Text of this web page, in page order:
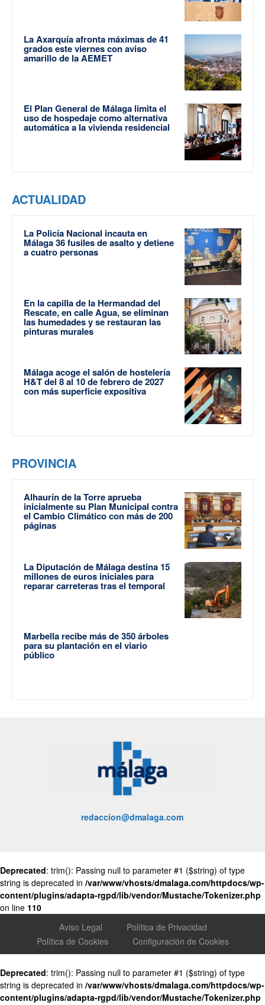
La Axarquía afronta máximas de 41
grados este viernes con aviso
amarillo de la AEMET
El Plan General de Málaga limita el
uso de hospedaje como alternativa
automática a la vivienda residencial
ACTUALIDAD
La Policía Nacional incauta en
Málaga 36 fusiles de asalto y detiene
a cuatro personas
En la capilla de la Hermandad del
Rescate, en calle Agua, se eliminan
las humedades y se restauran las
pinturas murales
Málaga acoge el salón de hostelería
H&T del 8 al 10 de febrero de 2027
con más superficie expositiva
PROVINCIA
Alhaurín de la Torre aprueba
inicialmente su Plan Municipal contra
el Cambio Climático con más de 200
páginas
La Diputación de Málaga destina 15
millones de euros iniciales para
reparar carreteras tras el temporal
Marbella recibe más de 350 árboles
para su plantación en el viario
público
redaccion@dmalaga.com
Deprecated: trim(): Passing null to parameter #1 ($string) of type
string is deprecated in /var/www/vhosts/dmalaga.com/httpdocs/wp-
content/plugins/adapta-rgpd/lib/vendor/Mustache/Tokenizer.php
on line 110
Aviso Legal
Política de Privacidad
Política de Cookies
Configuración de Cookies
Deprecated: trim(): Passing null to parameter #1 ($string) of type
string is deprecated in /var/www/vhosts/dmalaga.com/httpdocs/wp-
content/plugins/adapta-rgpd/lib/vendor/Mustache/Tokenizer.php